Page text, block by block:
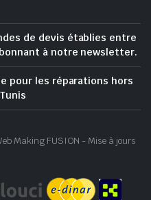
de devis établies entre
à notre newsletter.
pour les réparations hors
Making FUSION - Mise à jours